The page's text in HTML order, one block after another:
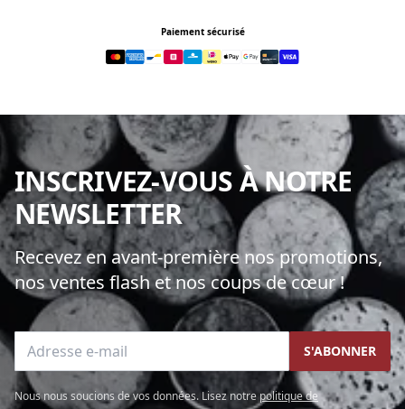
Paiement sécurisé
INSCRIVEZ-VOUS À NOTRE
NEWSLETTER
Recevez en avant-première nos promotions,
nos ventes flash et nos coups de cœur !
Adresse e-mail S'ABONNER
Nous nous soucions de vos données. Lisez notre politique de